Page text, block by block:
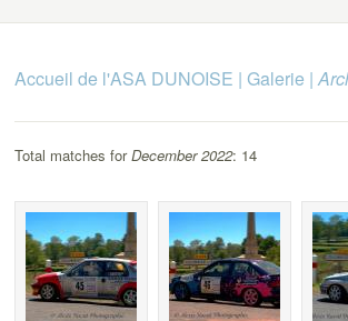
Accueil de l'ASA DUNOISE | Galerie |
Total matches forDecember 2022: 14